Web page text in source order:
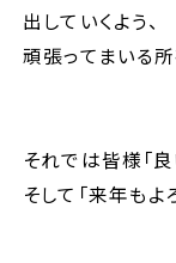
出していくよう、
頑張ってまいる所
それでは皆様「
そして「来年もよ